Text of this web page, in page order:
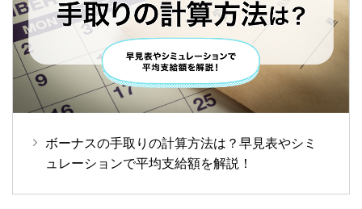
ボーナスの手取りの計算方法は？早見表やシミ
ュレーションで平均支給額を解説！